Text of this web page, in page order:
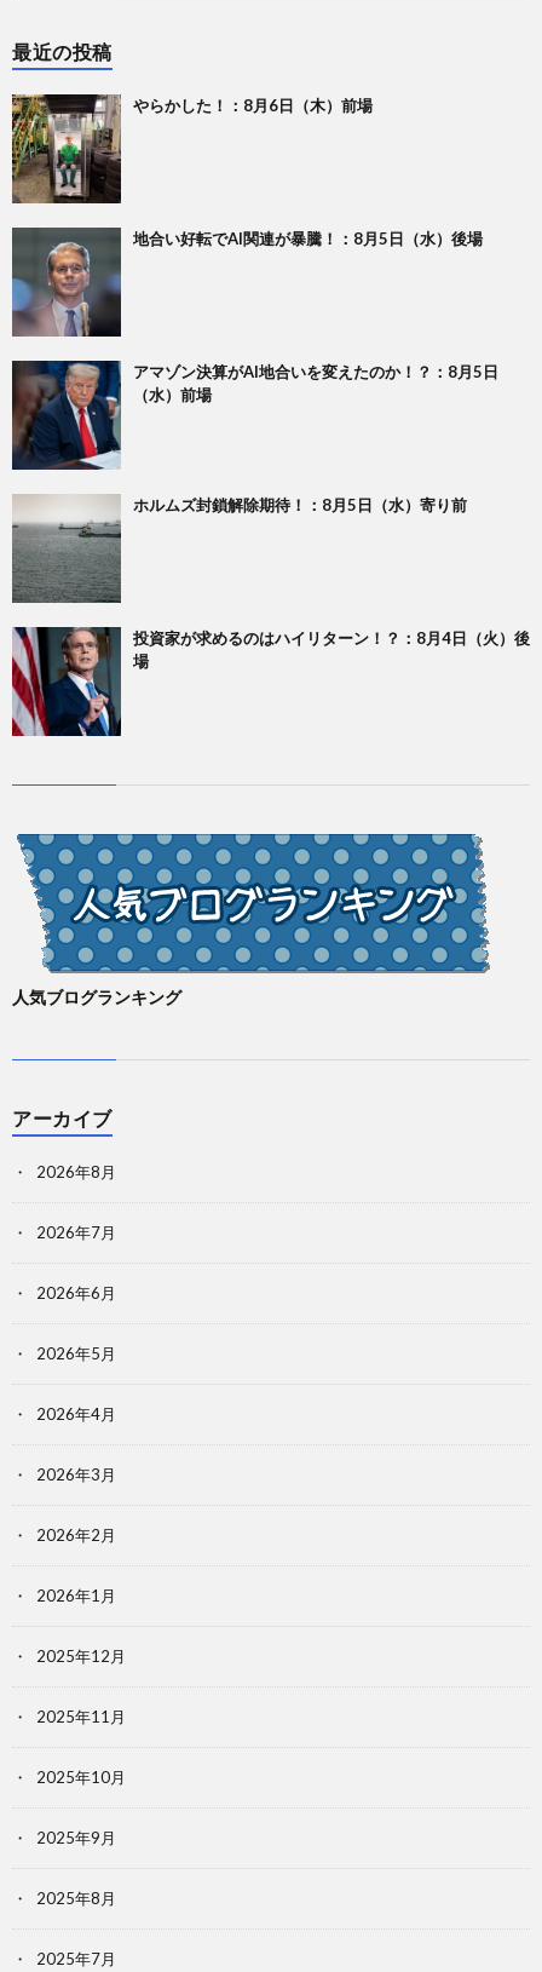
最近の投稿
やらかした！：8月6日（木）前場
地合い好転でAI関連が暴騰！：8月5日（水）後場
アマゾン決算がAI地合いを変えたのか！？：8月5日
（水）前場
ホルムズ封鎖解除期待！：8月5日（水）寄り前
投資家が求めるのはハイリターン！？：8月4日（火）後
場
人気ブログランキング
アーカイブ
2026年8月
2026年7月
2026年6月
2026年5月
2026年4月
2026年3月
2026年2月
2026年1月
2025年12月
2025年11月
2025年10月
2025年9月
2025年8月
2025年7月